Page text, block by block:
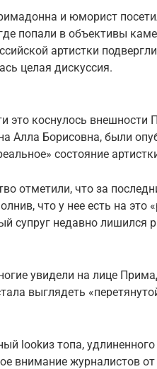
и юморист
попали в объективы
артистки
целая дискуссия.
это коснулось
Алла Борисовна, были
состояние
отметили, что за
что у нее есть на
супруг недавно лишился
увидели на лице
выглядеть
lookиз топа,
внимание журналистов